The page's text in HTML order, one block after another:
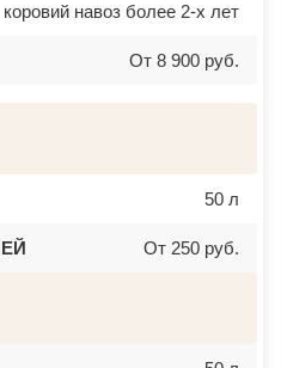
коровий навоз более 2-х лет
От 8 900 руб.
50 л
От 250 руб.